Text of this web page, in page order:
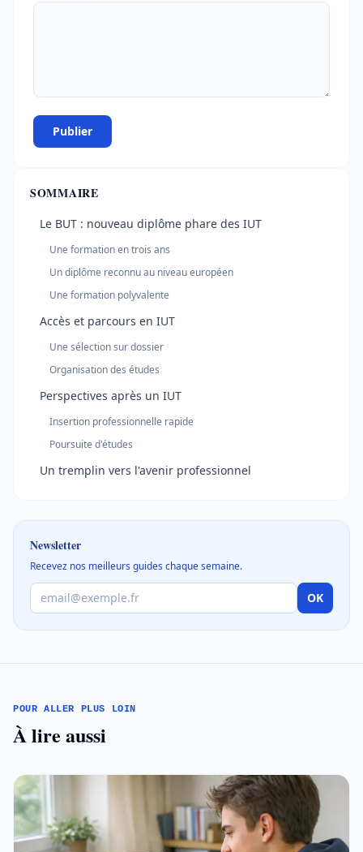
Publier
SOMMAIRE
Le BUT : nouveau diplôme phare des IUT
Une formation en trois ans
Un diplôme reconnu au niveau européen
Une formation polyvalente
Accès et parcours en IUT
Une sélection sur dossier
Organisation des études
Perspectives après un IUT
Insertion professionnelle rapide
Poursuite d'études
Un tremplin vers l'avenir professionnel
Newsletter
Recevez nos meilleurs guides chaque semaine.
OK
POUR ALLER PLUS LOIN
À lire aussi